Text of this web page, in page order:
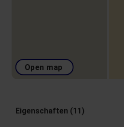
Open map
Eigenschaften (11)